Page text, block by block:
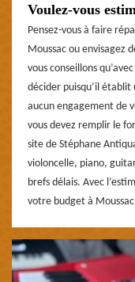
Voulez-vous
Pensez-vous à faire
Moussac ou envisagez
vous conseillons
décider puisqu’il
aucun engagement de
vous devez remplir le
site de Stéphane
violoncelle, piano,
brefs délais. Avec
votre budget à